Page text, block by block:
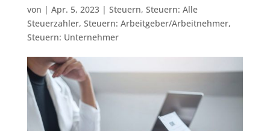
von | Apr. 5, 2023| Steuern, Steuern: Alle
Steuerzahler, Steuern: Arbeitgeber/Arbeitnehmer,
Steuern: Unternehmer